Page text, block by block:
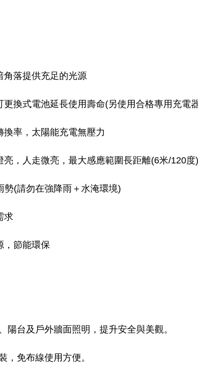
角落提供充足的光源
換式電池延長使用壽命(另使用合格專用充電
率，太陽能充電無壓力
，人走微亮，最大感應範圍長距離(6米/120度)
勢(請勿在強降雨＋水淹環境)
求
，節能環保
陽台及戶外牆面照明，提升安全與美觀。
，免布線使用方便。